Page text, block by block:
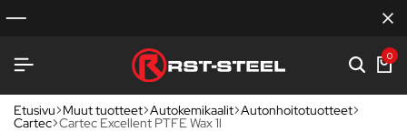
0
Etusivu Muut tuotteet Autokemikaalit Autonhoitotuotteet
Cartec Cartec Excellent PTFE Wax 1l